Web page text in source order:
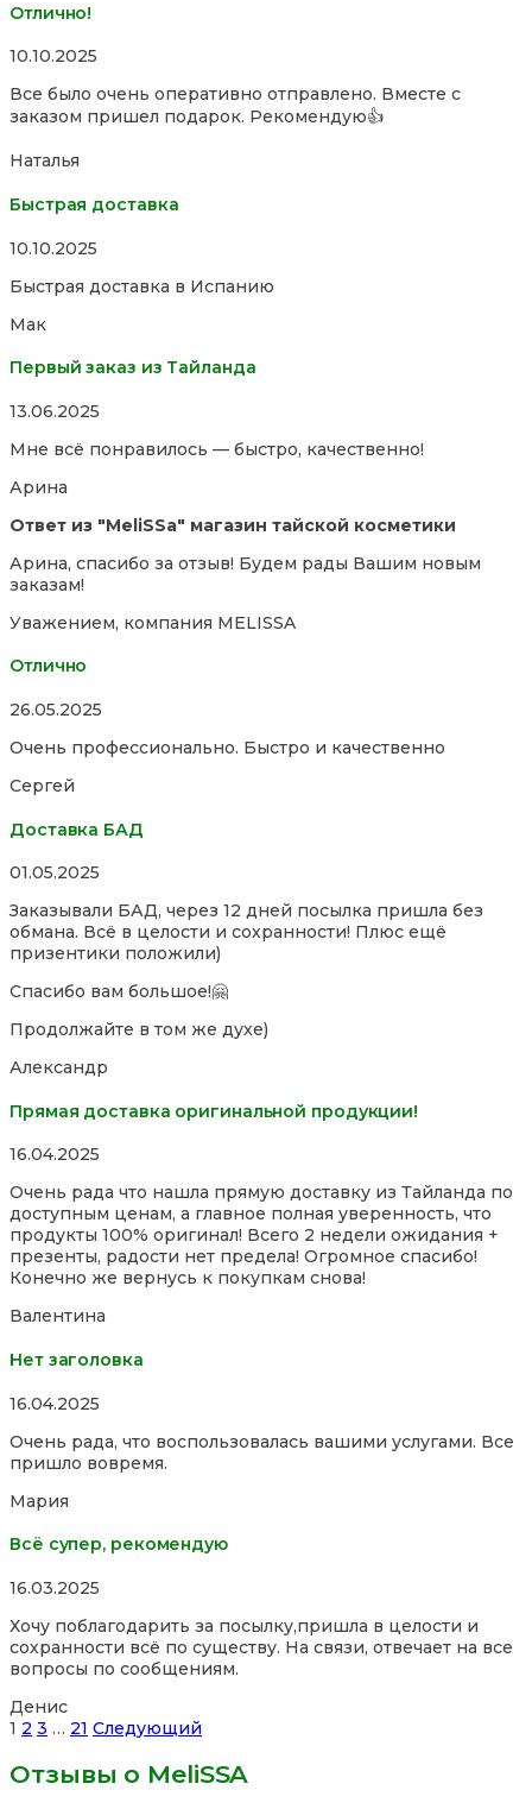
Отлично!
Rated
out
of
10.10.2025
Все было очень оперативно отправлено. Вместе с
заказом пришел подарок. Рекомендую👍
Наталья
Быстрая доставка
Rated
out
5
10.10.2025
Быстрая доставка в Испанию
Мак
Первый заказ из Тайланда
Rated
out
5
13.06.2025
Мне всё понравилось — быстро, качественно!
Арина
Ответ из "MeliSSa" магазин тайской косметики
Арина, спасибо за отзыв! Будем рады Вашим новым
заказам!
Уважением, компания MELISSA
Отлично
Rated
out
5
26.05.2025
Очень профессионально. Быстро и качественно
Сергей
Доставка БАД
Rated
out
of
5
01.05.2025
Заказывали БАД, через 12 дней посылка пришла без
обмана. Всё в целости и сохранности! Плюс ещё
призентики положили)
Спасибо вам большое!🤗
Продолжайте в том же духе)
Александр
Прямая доставка оригинальной продукции!
Rated
out
of
5
16.04.2025
Очень рада что нашла прямую доставку из Тайланда по
доступным ценам, а главное полная уверенность, что
продукты 100% оригинал! Всего 2 недели ожидания +
презенты, радости нет предела! Огромное спасибо!
Конечно же вернусь к покупкам снова!
Валентина
Нет заголовка
Rated
out
of
16.04.2025
Очень рада, что воспользовалась вашими услугами. Все
пришло вовремя.
Мария
Всё супер, рекомендую
Rated
out
of
5
16.03.2025
Хочу поблагодарить за посылку,пришла в целости и
сохранности всё по существу. На связи, отвечает на все
вопросы по сообщениям.
Денис
Site
Reviews
навигация
Страница
1 Страница
2 Страница
3 … Страница
21 Следующий
Отзывы о MeliSSA